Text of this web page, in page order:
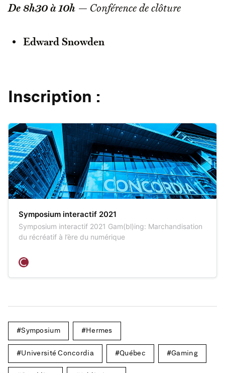
De 8h30 à 10h — Conférence de clôture
Edward Snowden
Inscription :
Symposium interactif 2021
Symposium interactif 2021 Gam(bl)ing: Marchandisation
du récréatif à l’ère du numérique
Symposium Hermes
Université Concordia Québec Gaming